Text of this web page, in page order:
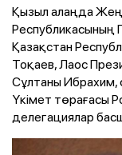
Қызыл алаңда
Республикасының
Қазақстан
Тоқаев, Лаос
Сұлтаны Ибрахим,
Үкімет төрағасы
делегациялар